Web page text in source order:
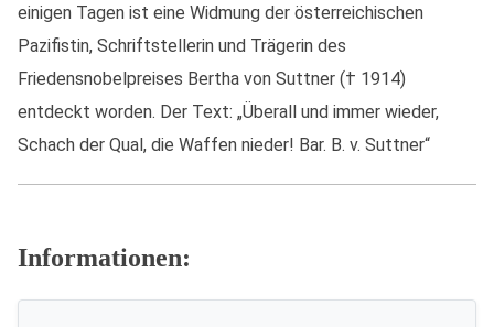
einigen Tagen ist eine Widmung der österreichischen
Pazifistin, Schriftstellerin und Trägerin des
Friedensnobelpreises Bertha von Suttner († 1914)
entdeckt worden. Der Text: „Überall und immer wieder,
Schach der Qual, die Waffen nieder! Bar. B. v. Suttner“
Informationen: